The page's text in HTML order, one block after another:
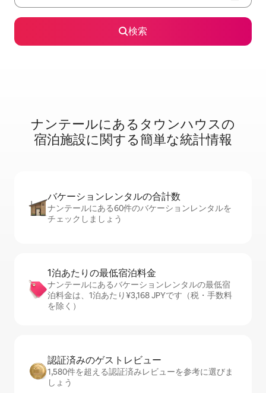
検索
ナンテールに⁠あ⁠るタ⁠ウ⁠ン⁠ハ⁠ウ⁠ス⁠の
宿⁠泊⁠施⁠設⁠に関⁠す⁠る簡⁠単⁠な統⁠計⁠情⁠報
バケーションレ⁠ン⁠タ⁠ル⁠の合⁠計⁠数
ナンテールにある60件のバケーションレンタルを
チェックしましょう
1泊あたりの最⁠低⁠宿⁠泊⁠料⁠金
ナンテールにあるバケーションレンタルの最低宿
泊料金は、1泊あたり¥3,168 JPYです（税・手数料
を除く）
認証済みのゲ⁠ス⁠ト⁠レ⁠ビ⁠ュ⁠ー
1,580件を超える認証済みレビューを参考に選びま
しょう